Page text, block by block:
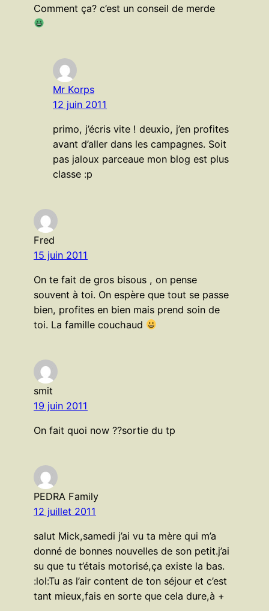
Comment ça? c’est un conseil de merde
Mr Korps
12 juin 2011
primo, j’écris vite ! deuxio, j’en profites
avant d’aller dans les campagnes. Soit
pas jaloux parceaue mon blog est plus
classe :p
Fred
15 juin 2011
On te fait de gros bisous , on pense
souvent à toi. On espère que tout se passe
bien, profites en bien mais prend soin de
toi. La famille couchaud
smit
19 juin 2011
On fait quoi now ??sortie du tp
PEDRA Family
12 juillet 2011
salut Mick,samedi j’ai vu ta mère qui m’a
donné de bonnes nouvelles de son petit.j’ai
su que tu t’étais motorisé,ça existe la bas.
:lol:Tu as l’air content de ton séjour et c’est
tant mieux,fais en sorte que cela dure,à +